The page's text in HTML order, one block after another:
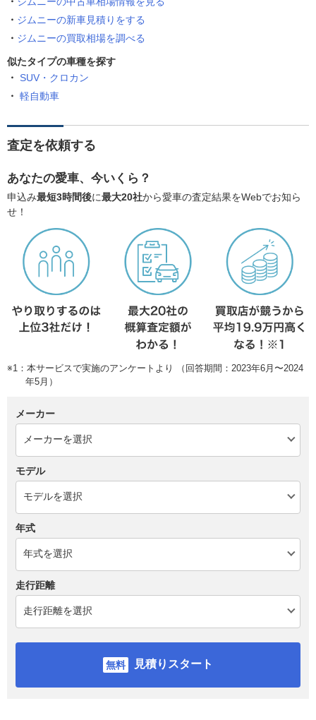
ジムニーの新車見積りをする
ジムニーの買取相場を調べる
似たタイプの車種を探す
SUV・クロカン
軽自動車
査定を依頼する
あなたの愛車、今いくら？
申込み最短3時間後に最大20社から愛車の査定結果をWebでお知ら
せ！
※1：本サービスで実施のアンケートより （回答期間：2023年6月〜2024
年5月）
メーカー
モデル
年式
走行距離
見積りスタート